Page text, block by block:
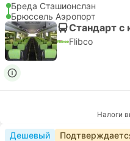
Бреда Сташионслан
Брюссель Аэропорт
Стандарт с
Flibco
Налоги
Дешевый